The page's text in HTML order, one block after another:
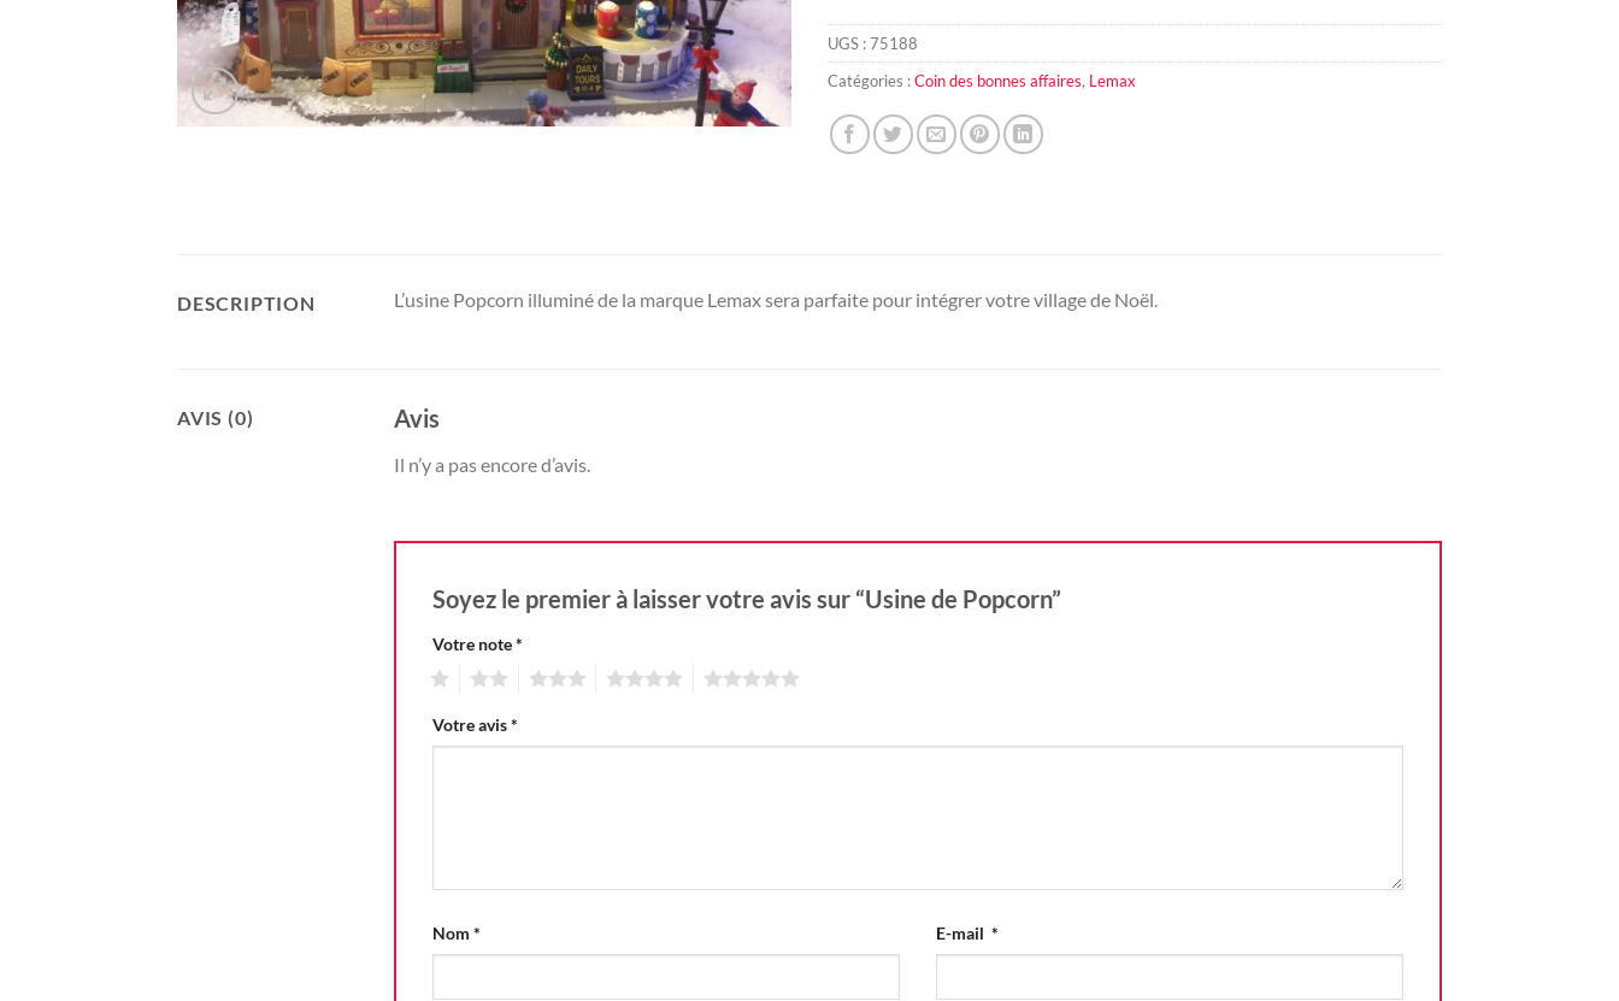
UGS :75188
Catégories :Coin des bonnes affaires, Lemax
DESCRIPTION L’usine Popcorn illuminé de la marque Lemax sera parfaite pour intégrer votre village de Noël.
AVIS (0) Avis
Il n’y a pas encore d’avis.
Soyez le premier à laisser votre avis sur “Usine de Popcorn”
Votre note*
Votre avis*
Nom * E-mail *